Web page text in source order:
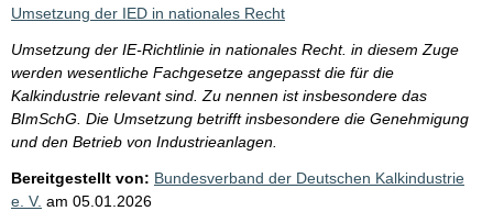
Umsetzung der IED in nationales Recht
Umsetzung der IE-Richtlinie in nationales Recht. in diesem Zuge
werden wesentliche Fachgesetze angepasst die für die
Kalkindustrie relevant sind. Zu nennen ist insbesondere das
BImSchG. Die Umsetzung betrifft insbesondere die Genehmigung
und den Betrieb von Industrieanlagen.
Bereitgestellt von: Bundesverband der Deutschen Kalkindustrie
e. V. am 05.01.2026